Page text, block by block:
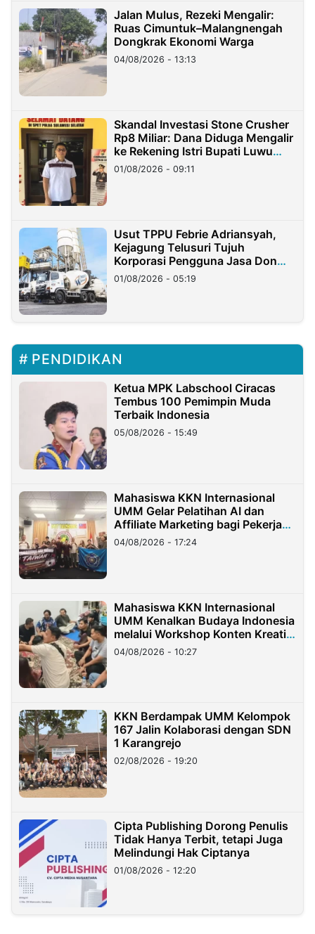
Jalan Mulus, Rezeki Mengalir:
Ruas Cimuntuk–Malangnengah
Dongkrak Ekonomi Warga
04/08/2026 - 13:13
Skandal Investasi Stone Crusher
Rp8 Miliar: Dana Diduga Mengalir
ke Rekening Istri Bupati Luwu
Timur
01/08/2026 - 09:11
Usut TPPU Febrie Adriansyah,
Kejagung Telusuri Tujuh
Korporasi Pengguna Jasa Don
Ritto
01/08/2026 - 05:19
PENDIDIKAN
Ketua MPK Labschool Ciracas
Tembus 100 Pemimpin Muda
Terbaik Indonesia
05/08/2026 - 15:49
Mahasiswa KKN Internasional
UMM Gelar Pelatihan AI dan
Affiliate Marketing bagi Pekerja
Migran Indonesia di Taiwan
04/08/2026 - 17:24
Mahasiswa KKN Internasional
UMM Kenalkan Budaya Indonesia
melalui Workshop Konten Kreatif
di Taiwan
04/08/2026 - 10:27
KKN Berdampak UMM Kelompok
167 Jalin Kolaborasi dengan SDN
1 Karangrejo
02/08/2026 - 19:20
Cipta Publishing Dorong Penulis
Tidak Hanya Terbit, tetapi Juga
Melindungi Hak Ciptanya
01/08/2026 - 12:20